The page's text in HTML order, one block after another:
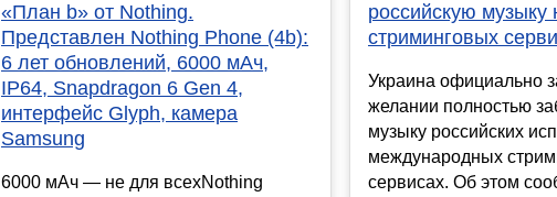
«План b» от Nothing.
Представлен Nothing Phone (4b):
6 лет обновлений, 6000 мАч,
IP64, Snapdragon 6 Gen 4,
интерфейс Glyph, камера
Samsung
6000 мАч — не для всехNothing
российскую музыку
стриминговых
Украина официально
желании полностью
музыку российских
международных
сервисах. Об этом